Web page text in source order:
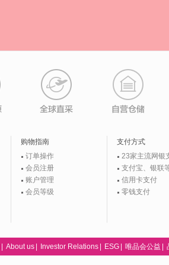
购物指南
订单操作
会员注册
账户管理
会员等级
支付方式
23家主流网银
支付宝、银联
信用卡支付
零钱支付
About us Investor Relations ESG 唯品会公益